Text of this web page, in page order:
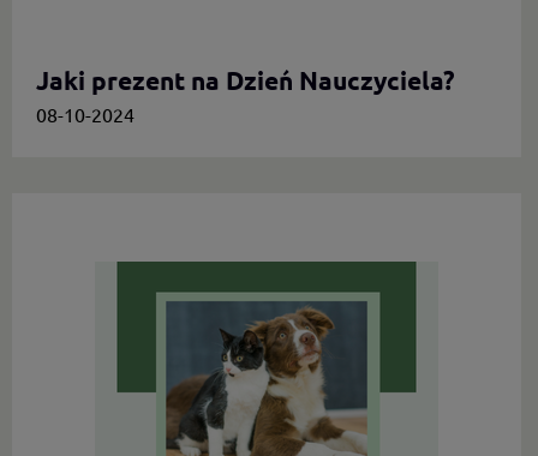
Jaki prezent na Dzień Nauczyciela?
08-10-2024